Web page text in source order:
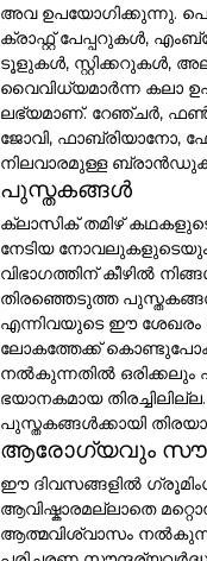
അവ ഉപയോഗിക്കുന്നു.
ക്രാഫ്റ്റ് പേപ്പറുകൾ,
ടൂളുകൾ, സ്റ്റിക്കറുകൾ,
വൈവിധ്യമാർന്ന കലാ
ലഭ്യമാണ്. റേഞ്ചർ,
ജോവി, ഫാബ്രിയാനോ,
നിലവാരമുള്ള
പുസ്തകങ്ങൾ
ക്ലാസിക് തമിഴ്
നേടിയ നോവലുകളുടെയും
വിഭാഗത്തിന് കീഴിൽ
തിരഞ്ഞെടുത്ത
എന്നിവയുടെ ഈ ശേഖരം
ലോകത്തേക്ക്
നൽകുന്നതിൽ ഒരിക്കലും
ഭയാനകമായ
പുസ്തകങ്ങൾക്കായി
ആരോഗ്യവും
ഈ ദിവസങ്ങളിൽ
ആവിഷ്കാരമല്ലാതെ
ആത്മവിശ്വാസം